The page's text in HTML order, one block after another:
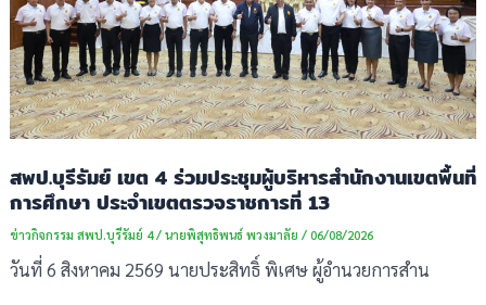
สพป.บุรีรัมย์ เขต 4 ร่วมประชุมผู้บริหารสำนักงานเขตพื้นที่
การศึกษา ประจำเขตตรวจราชการที่ 13
ข่าวกิจกรรม สพป.บุรีรัมย์ 4/ นายพิสุทธิพนธ์ พวงมาลัย / 06/08/2026
วันที่ 6 สิงหาคม 2569 นายประสิทธิ์ พิเศษ ผู้อำนวยการสำน